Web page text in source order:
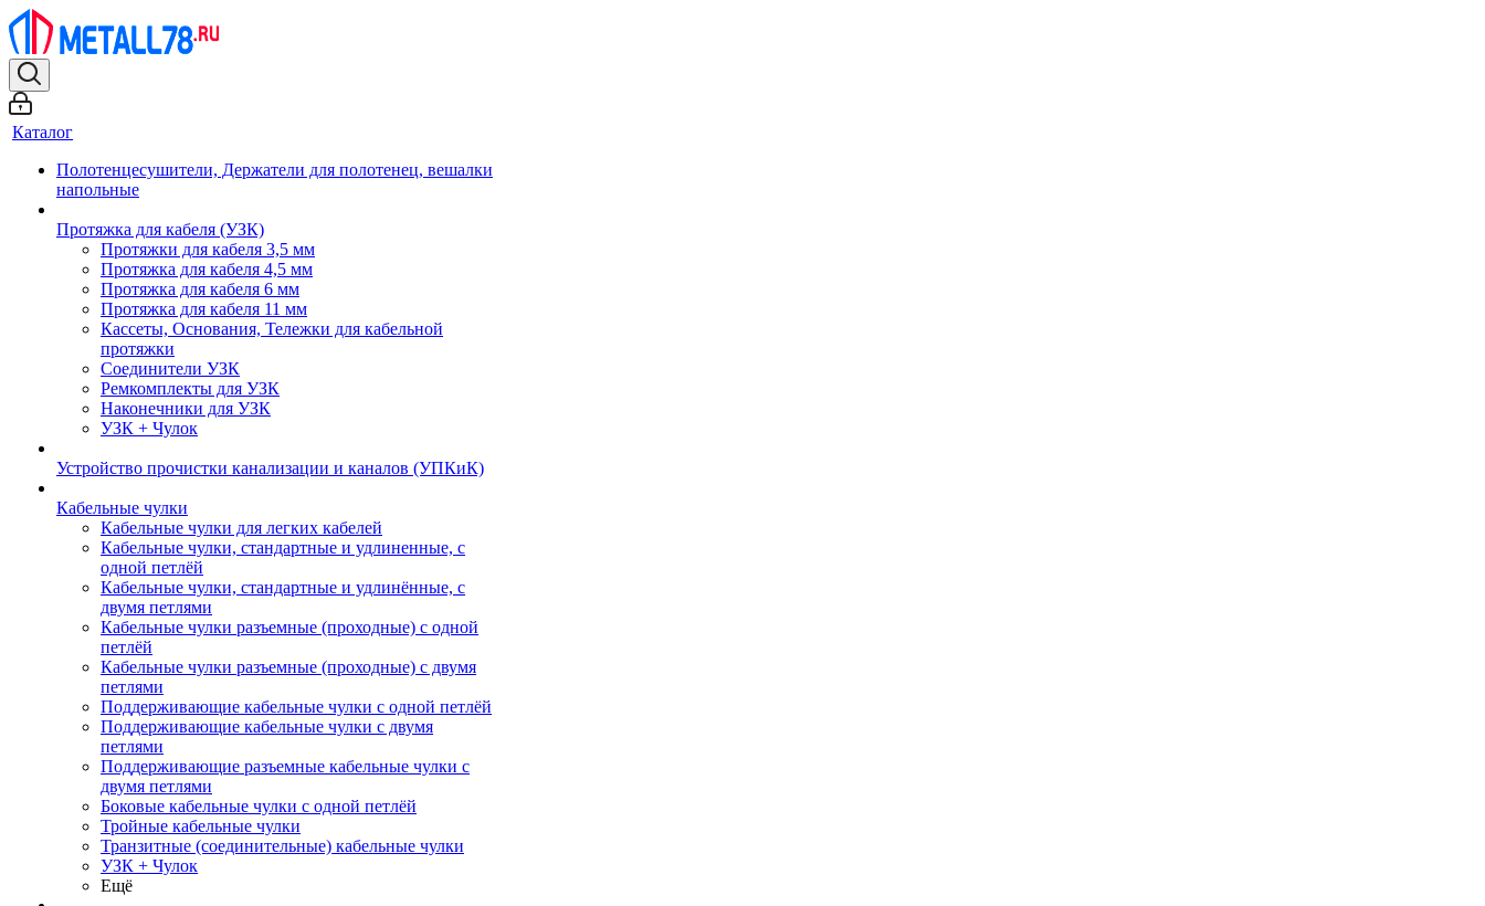
Каталог
Полотенцесушители, Держатели для полотенец, вешалки
напольные
Протяжка для кабеля (УЗК)
Протяжки для кабеля 3,5 мм
Протяжка для кабеля 4,5 мм
Протяжка для кабеля 6 мм
Протяжка для кабеля 11 мм
Кассеты, Основания, Тележки для кабельной
протяжки
Соединители УЗК
Ремкомплекты для УЗК
Наконечники для УЗК
УЗК + Чулок
Устройство прочистки канализации и каналов (УПКиК)
Кабельные чулки
Кабельные чулки для легких кабелей
Кабельные чулки, стандартные и удлиненные, с
одной петлёй
Кабельные чулки, стандартные и удлинённые, с
двумя петлями
Кабельные чулки разъемные (проходные) с одной
петлёй
Кабельные чулки разъемные (проходные) с двумя
петлями
Поддерживающие кабельные чулки с одной петлёй
Поддерживающие кабельные чулки с двумя
петлями
Поддерживающие разъемные кабельные чулки с
двумя петлями
Боковые кабельные чулки с одной петлёй
Тройные кабельные чулки
Транзитные (соединительные) кабельные чулки
УЗК + Чулок
Ещё